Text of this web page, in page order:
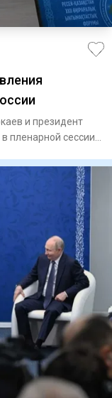
и президент
пленарной сессии